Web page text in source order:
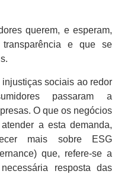
querem, e esperam,
e que se
sociais ao redor
passaram a
O que os negócios
a esta demanda,
mais sobre ESG
que, refere-se a
resposta das